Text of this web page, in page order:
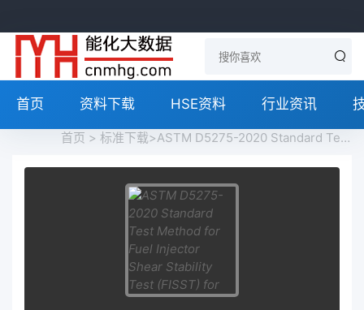
首页 资料下载 HSE资料 行业资讯
首页 > 标准下载>ASTM D5275-2020 Standard Test Method for Fuel Injector Shear Stability Test (FISST) for Polymer Containing Fluids免费下载